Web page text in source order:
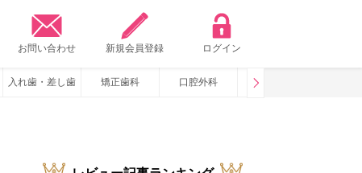
お問い合わせ 新規会員登録 ログイン
入れ歯・差し歯 矯正歯科 口腔外科 咬み合わせ